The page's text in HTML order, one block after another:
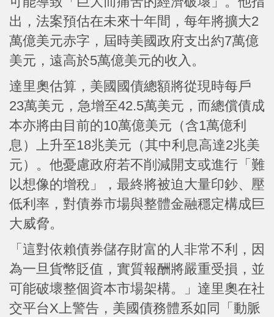
出，法案預估在未來十年間，每年將擴大2
萬億美元赤字，屆時美國政府支出約7萬億
美元，遠高於5萬億美元的收入。
達里奧估算，美國國債總額將從現時每戶
23萬美元，急增至42.5萬美元，而總償債成
本亦將由目前的10萬億美元（含1萬億利
息）上升至18兆美元（其中利息高達2兆美
元）。他憂慮政府若不削減開支或進行「難
以想像的增稅」，最終將被迫大量印鈔、壓
低利率，對債券市場與整體金融穩定構成巨
大威脅。
「這對依賴債券儲存財富的人非常不利，因
為一旦貨幣貶值，實質報酬將嚴重受損，並
可能破壞整個資本市場架構。」達里奧在社
交平台X上警告，美國債務體系如同「動脈